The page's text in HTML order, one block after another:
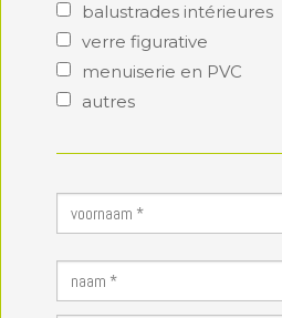
balustrades intérieures
verre figurative
menuiserie en PVC
autres